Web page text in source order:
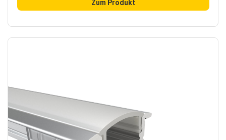
Zum Produkt